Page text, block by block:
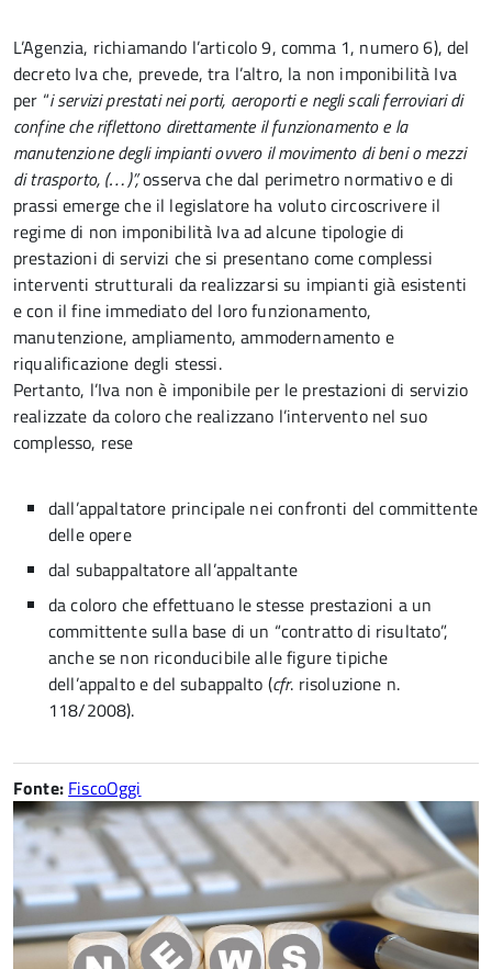
L’Agenzia, richiamando l’articolo 9, comma 1, numero 6), del
decreto Iva che, prevede, tra l’altro, la non imponibilità Iva
per “i servizi prestati nei porti, aeroporti e negli scali ferroviari di
confine che riflettono direttamente il funzionamento e la
manutenzione degli impianti ovvero il movimento di beni o mezzi
di trasporto, (…)”,osserva che dal perimetro normativo e di
prassi emerge che il legislatore ha voluto circoscrivere il
regime di non imponibilità Iva ad alcune tipologie di
prestazioni di servizi che si presentano come complessi
interventi strutturali da realizzarsi su impianti già esistenti
e con il fine immediato del loro funzionamento,
manutenzione, ampliamento, ammodernamento e
riqualificazione degli stessi.
Pertanto, l’Iva non è imponibile per le prestazioni di servizio
realizzate da coloro che realizzano l’intervento nel suo
complesso, rese
dall’appaltatore principale nei confronti del committente
delle opere
dal subappaltatore all’appaltante
da coloro che effettuano le stesse prestazioni a un
committente sulla base di un “contratto di risultato”,
anche se non riconducibile alle figure tipiche
dell’appalto e del subappalto (cfr. risoluzione n.
118/2008).
Fonte: FiscoOggi